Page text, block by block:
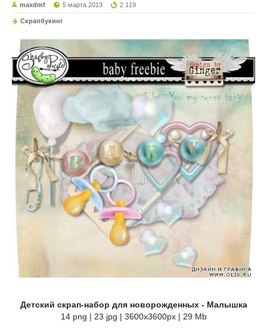
maxdmf 5 марта 2013 2 119
Скрапбукинг
Детский скрап-набор для новорожденных - Малышка
14 png | 23 jpg | 3600x3600px | 29 Mb